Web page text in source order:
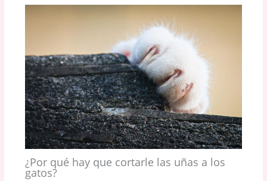
¿Por qué hay que cortarle las uñas a los
gatos?